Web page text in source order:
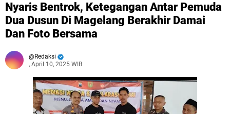
Nyaris Bentrok, Ketegangan Antar Pemuda
Dua Dusun Di Magelang Berakhir Damai
Dan Foto Bersama
Redaksi
, April 10, 2025 WIB